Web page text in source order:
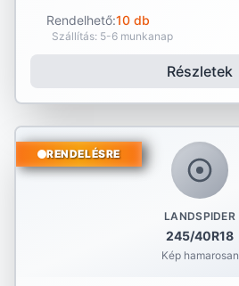
Rendelhető:10 db
Szállítás: 5-6 munkanap
Részletek
LANDSPIDER
245/40R18
Kép hamarosan
RENDELÉSRE